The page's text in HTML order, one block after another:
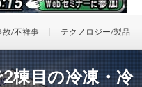
故/不祥事 テクノロジー/製品
棟目の冷凍・冷